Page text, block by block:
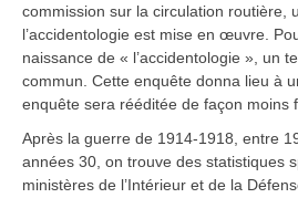
commission sur la circulation routière,
l’accidentologie est mise en œuvre.
naissance de « l’accidentologie », un
commun. Cette enquête donna lieu à
enquête sera rééditée de façon moins
Après la guerre de 1914-1918, entre
années 30, on trouve des statistiques
ministères de l’Intérieur et de la